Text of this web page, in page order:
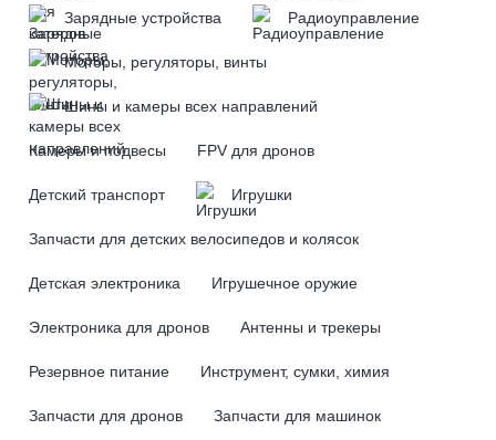
Зарядные устройства Радиоуправление
Моторы, регуляторы, винты
Шины и камеры всех направлений
Камеры и подвесы FPV для дронов
Детский транспорт Игрушки
Запчасти для детских велосипедов и колясок
Детская электроника Игрушечное оружие
Электроника для дронов Антенны и трекеры
Резервное питание Инструмент, сумки, химия
Запчасти для дронов Запчасти для машинок